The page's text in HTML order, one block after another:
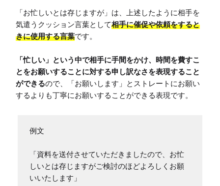
「お忙しいとは存じますが」は、上述したように相手を
気遣うクッション言葉として相手に催促や依頼をすると
きに使用する言葉です。
「忙しい」という中で相手に手間をかけ、時間を費すこ
とをお願いすることに対する申し訳なさを表現すること
ができるので、「お願いします」とストレートにお願い
するよりも丁寧にお願いすることができる表現です。
例文
「資料を送付させていただきましたので、お忙
しいとは存じますがご検討のほどよろしくお願
いいたします」